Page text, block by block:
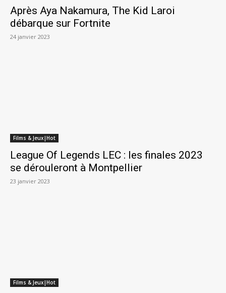
Après Aya Nakamura, The Kid Laroi
débarque sur Fortnite
24 janvier 2023
Films & Jeux|Hot
League Of Legends LEC : les finales 2023
se dérouleront à Montpellier
23 janvier 2023
Films & Jeux|Hot